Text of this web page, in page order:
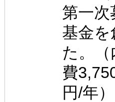
第一次
基金
た。
費
円/年